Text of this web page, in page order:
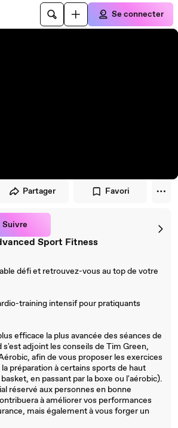
Se connecter
Partager Favori
Suivre
Sport Fitness
défi et retrouvez-vous au top de votre
training intensif pour pratiquants
efficace la plus avancée des séances de
adjoint les conseils de Tim Green,
afin de vous proposer les exercices
préparation à certains sports de haut
en passant par la boxe ou l'aérobic).
réservé aux personnes en bonne
à améliorer vos performances
mais également à vous forger un